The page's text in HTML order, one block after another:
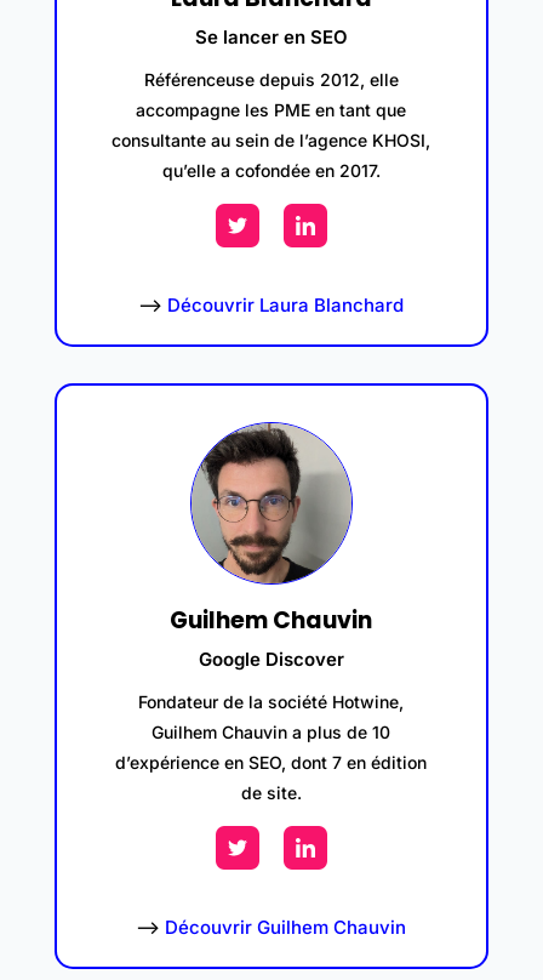
Se lancer en SEO
Référenceuse depuis 2012, elle
accompagne les PME en tant que
consultante au sein de l’agence KHOSI,
qu’elle a cofondée en 2017.
–> Découvrir Laura Blanchard
Guilhem Chauvin
Google Discover
Fondateur de la société Hotwine,
Guilhem Chauvin a plus de 10
d’expérience en SEO, dont 7 en édition
de site.
–> Découvrir Guilhem Chauvin